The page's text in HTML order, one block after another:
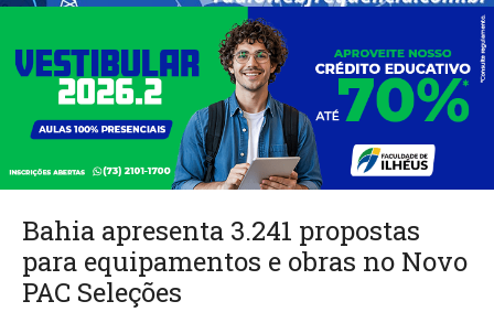
Bahia apresenta 3.241 propostas
para equipamentos e obras no Novo
PAC Seleções